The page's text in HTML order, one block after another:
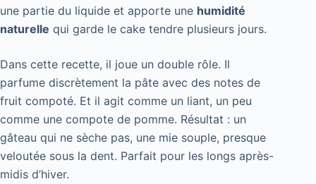
une partie du liquide et apporte une humidité
naturelle qui garde le cake tendre plusieurs jours.
Dans cette recette, il joue un double rôle. Il
parfume discrètement la pâte avec des notes de
fruit compoté. Et il agit comme un liant, un peu
comme une compote de pomme. Résultat : un
gâteau qui ne sèche pas, une mie souple, presque
veloutée sous la dent. Parfait pour les longs après-
midis d’hiver.